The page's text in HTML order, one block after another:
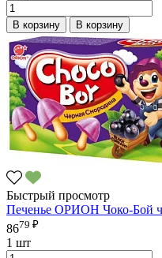
В корзину В корзину
Быстрый просмотр
Печенье ОРИОН Чоко-Бой
8679 ₽
1 шт